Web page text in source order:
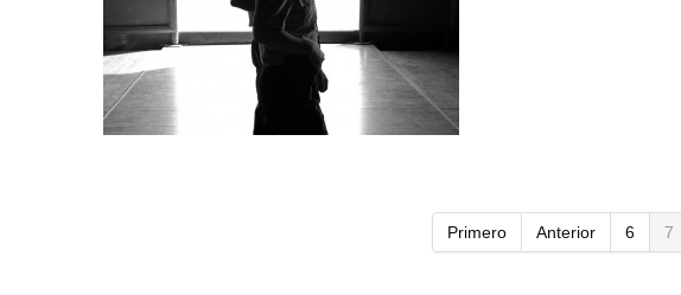
Primero Anterior 6 7